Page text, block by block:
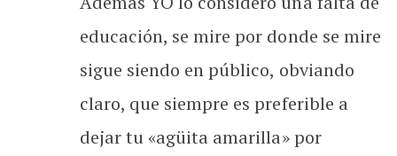
educación, se mire por donde se mire
sigue siendo en público, obviando
claro, que siempre es preferible a
dejar tu «agüita amarilla» por